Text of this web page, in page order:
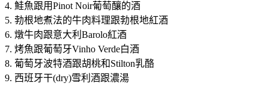
4. 鮭魚跟用Pinot Noir葡萄釀的酒
5. 勃根地煮法的牛肉料理跟勃根地紅酒
6. 燉牛肉跟意大利Barolo紅酒
7. 烤魚跟葡萄牙Vinho Verde白酒
8. 葡萄牙波特酒跟胡桃和Stilton乳酪
9. 西班牙干(dry)雪利酒跟濃湯